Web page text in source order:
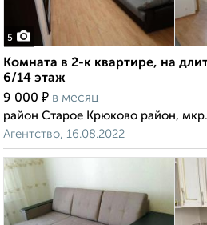
5
Комната в 2-к квартире, на
6/14 этаж
9 000 ₽ в месяц
район Старое Крюково район,
Агентство, 16.08.2022